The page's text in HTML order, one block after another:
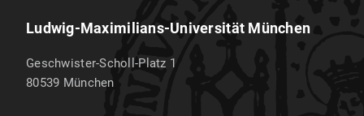
Ludwig-Maximilians-Universität München
Geschwister-Scholl-Platz 1
80539 München